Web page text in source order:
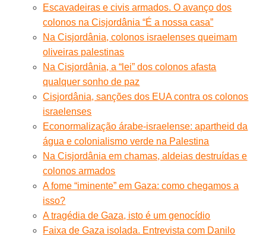
Escavadeiras e civis armados. O avanço dos
colonos na Cisjordânia “É a nossa casa”
Na Cisjordânia, colonos israelenses queimam
oliveiras palestinas
Na Cisjordânia, a “lei” dos colonos afasta
qualquer sonho de paz
Cisjordânia, sanções dos EUA contra os colonos
israelenses
Econormalização árabe-israelense: apartheid da
água e colonialismo verde na Palestina
Na Cisjordânia em chamas, aldeias destruídas e
colonos armados
A fome “iminente” em Gaza: como chegamos a
isso?
A tragédia de Gaza, isto é um genocídio
Faixa de Gaza isolada. Entrevista com Danilo